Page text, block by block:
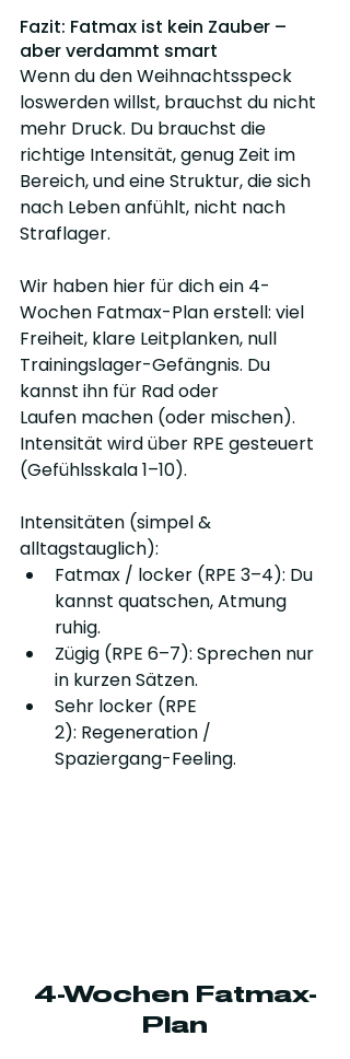
Fazit: Fatmax ist kein Zauber –
aber verdammt smart
Wenn du den Weihnachtsspeck
loswerden willst, brauchst du nicht
mehr Druck. Du brauchst die
richtige Intensität, genug Zeit im
Bereich, und eine Struktur, die sich
nach Leben anfühlt, nicht nach
Straflager.
Wir haben hier für dich ein 4-
Wochen Fatmax-Plan erstell: viel
Freiheit, klare Leitplanken, null
Trainingslager-Gefängnis. Du
kannst ihn für Rad oder
Laufen machen (oder mischen).
Intensität wird über RPE gesteuert
(Gefühlsskala 1–10).
Intensitäten (simpel &
alltagstauglich):
Fatmax / locker (RPE 3–4): Du
kannst quatschen, Atmung
ruhig.
Zügig (RPE 6–7): Sprechen nur
in kurzen Sätzen.
Sehr locker (RPE
2): Regeneration /
Spaziergang-Feeling.
4-Wochen Fatmax-
Plan